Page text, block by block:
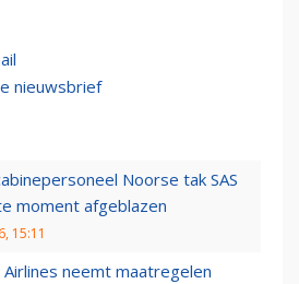
nieuwsbrief
Noorse tak SAS
moment afgeblazen
15:11
Airlines neemt maatregelen